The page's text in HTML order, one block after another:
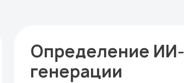
Определение ИИ-
генерации